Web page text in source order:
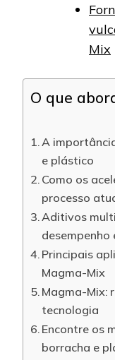
Mix
O que
A
e plástico
Como os
processo
Aditivos
Principais
Magma-Mix
Magma-Mix:
tecnologia
Encontre os
borracha e